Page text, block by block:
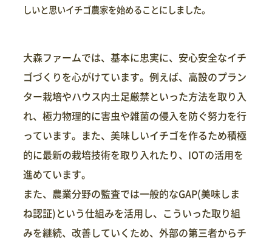
しいと思いイチゴ農家を始めることにしました。
大森ファームでは、基本に忠実に、安心安全なイチ
ゴづくりを心がけています。例えば、高設のプラン
ター栽培やハウス内土足厳禁といった方法を取り入
れ、極力物理的に害虫や雑菌の侵入を防ぐ努力を行
っています。また、美味しいイチゴを作るため積極
的に最新の栽培技術を取り入れたり、IOTの活用を
進めています。
また、農業分野の監査では一般的なGAP(美味しま
ね認証)という仕組みを活用し、こういった取り組
みを継続、改善していくため、外部の第三者からチ